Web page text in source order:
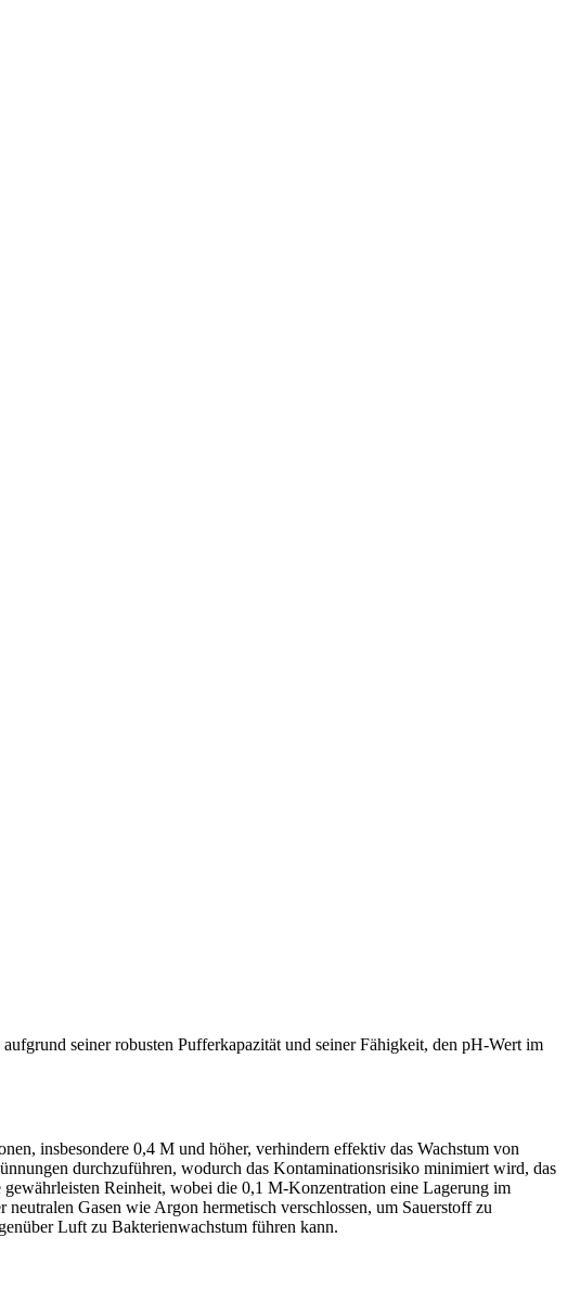
seiner robusten Pufferkapazität und seiner Fähigkeit, den pH-Wert im
insbesondere 0,4 M und höher, verhindern effektiv das Wachstum von
durchzuführen, wodurch das Kontaminationsrisiko minimiert wird, das
Reinheit, wobei die 0,1 M-Konzentration eine Lagerung im
Gasen wie Argon hermetisch verschlossen, um Sauerstoff zu
Luft zu Bakterienwachstum führen kann.